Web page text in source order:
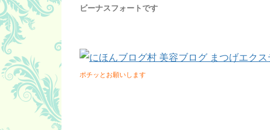
ビーナスフォートです
ポチッとお願いします